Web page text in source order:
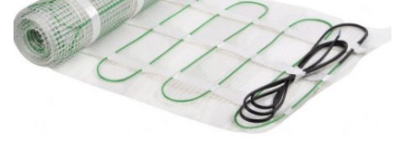
на
странице
товара.